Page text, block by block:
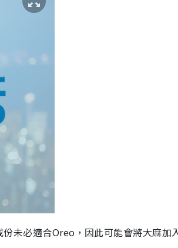
未必適合Oreo，因此可能會將大麻加